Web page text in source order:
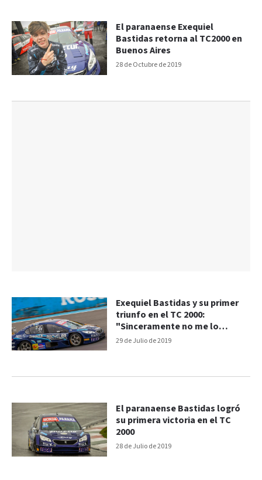
28 de Octubre de 2019
El paranaense Exequiel
Bastidas retorna al TC2000 en
Buenos Aires
29 de Julio de 2019
Exequiel Bastidas y su primer
triunfo en el TC 2000:
"Sinceramente no me lo
esperaba"
28 de Julio de 2019
El paranaense Bastidas logró
su primera victoria en el TC
2000